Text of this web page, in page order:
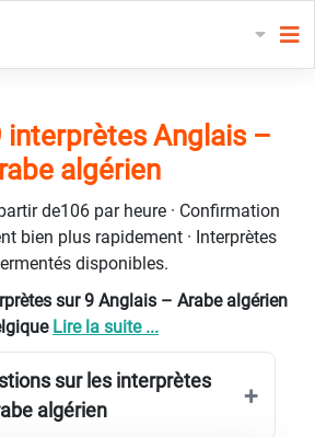
interprètes Anglais –
algérien
de106 par heure · Confirmation
bien plus rapidement · Interprètes
disponibles.
sur 9 Anglais – Arabe algérien
Lire la suite ...
sur les interprètes
algérien